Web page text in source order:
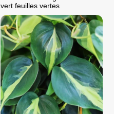
vert feuilles vertes